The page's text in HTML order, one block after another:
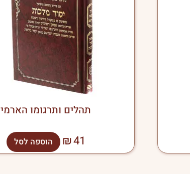
תהלים ותרגומו הארמי
₪41 הוספה לסל